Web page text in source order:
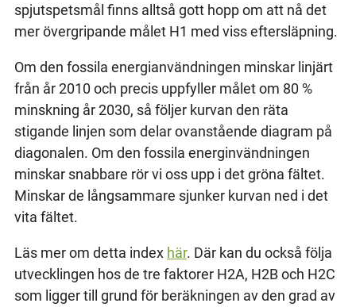
spjutspetsmål finns alltså gott hopp om att nå det
mer övergripande målet H1 med viss eftersläpning.
Om den fossila energianvändningen minskar linjärt
från år 2010 och precis uppfyller målet om 80 %
minskning år 2030, så följer kurvan den räta
stigande linjen som delar ovanstående diagram på
diagonalen. Om den fossila energinvändningen
minskar snabbare rör vi oss upp i det gröna fältet.
Minskar de långsammare sjunker kurvan ned i det
vita fältet.
Läs mer om detta index här. Där kan du också följa
utvecklingen hos de tre faktorer H2A, H2B och H2C
som ligger till grund för beräkningen av den grad av